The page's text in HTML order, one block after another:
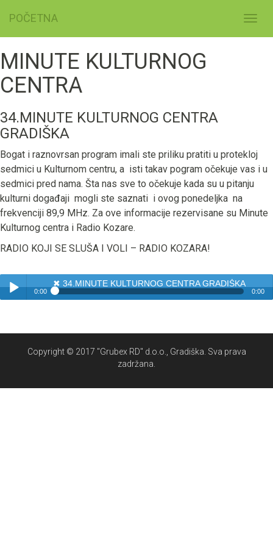
POČETNA
MINUTE KULTURNOG
CENTRA
34.MINUTE KULTURNOG CENTRA
GRADIŠKA
Bogat i raznovrsan program imali ste priliku pratiti u protekloj
sedmici u Kulturnom centru, a isti takav pogram očekuje vas i u
sedmici pred nama. Šta nas sve to očekuje kada su u pitanju
kulturni događaji mogli ste saznati i ovog ponedeljka na
frekvenciji 89,9 MHz. Za ove informacije rezervisane su Minute
Kulturnog centra i Radio Kozare.
RADIO KOJI SE SLUŠA I VOLI – RADIO KOZARA!
✖ 34.MINUTE KULTURNOG CENTRA GRADIŠKA
0:00 0:00
Copyright © 2017 "Grubex RD" d.o.o., Gradiška. Sva prava
zadržana.